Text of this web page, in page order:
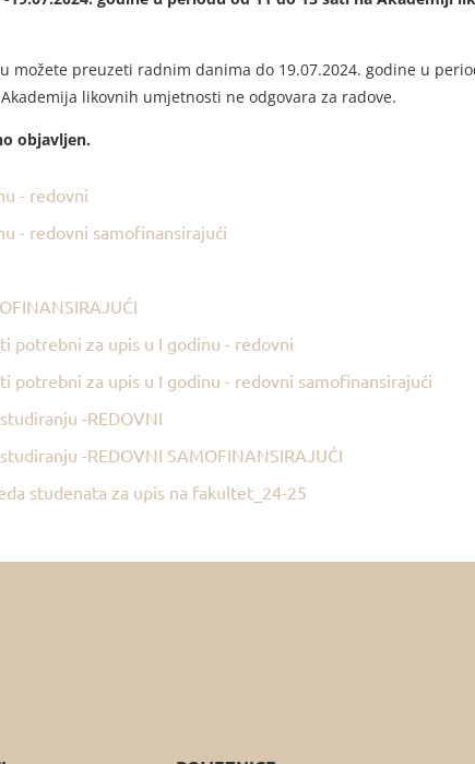
možete preuzeti radnim danima do 19.07.2024. godine u
likovnih umjetnosti ne odgovara za radove.
objavljen.
- redovni
- redovni samofinansirajući
potrebni za upis u I godinu - redovni
potrebni za upis u I godinu - redovni samofinansirajući
-REDOVNI
-REDOVNI SAMOFINANSIRAJUĆI
studenata za upis na fakultet_24-25